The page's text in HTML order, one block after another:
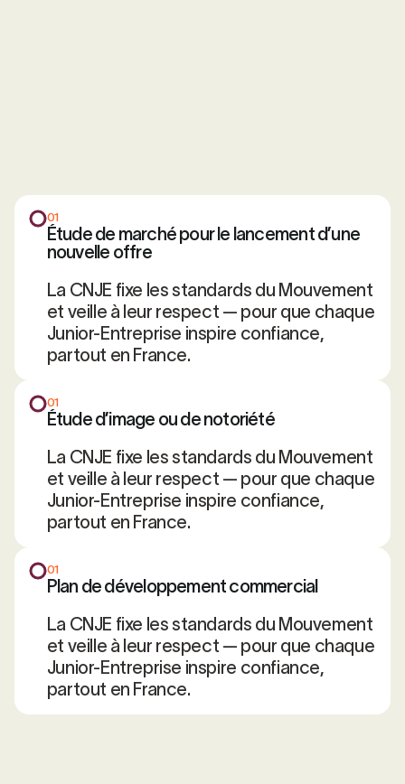
01
Étude de marché pour le lancement d’une
nouvelle offre
La CNJE fixe les standards du Mouvement
et veille à leur respect — pour que chaque
Junior-Entreprise inspire confiance,
partout en France.
01
Étude d’image ou de notoriété
La CNJE fixe les standards du Mouvement
et veille à leur respect — pour que chaque
Junior-Entreprise inspire confiance,
partout en France.
01
Plan de développement commercial
La CNJE fixe les standards du Mouvement
et veille à leur respect — pour que chaque
Junior-Entreprise inspire confiance,
partout en France.